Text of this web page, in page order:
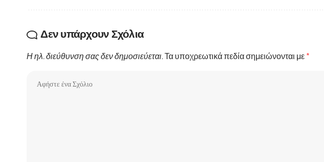
Δεν υπάρχουν Σχόλια
Η ηλ. διεύθυνση σας δεν δημοσιεύεται.Τα υποχρεωτικά πεδία σημειώνονται με *